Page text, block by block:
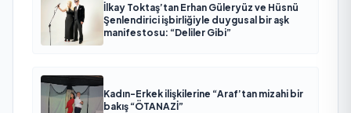
İlkay Toktaş’tan Erhan Güleryüz ve Hüsnü
Şenlendirici işbirliğiyle duygusal bir aşk
manifestosu: “Deliler Gibi”
Kadın-Erkek ilişkilerine “Araf’tan mizahi bir
bakış “ÖTANAZİ”